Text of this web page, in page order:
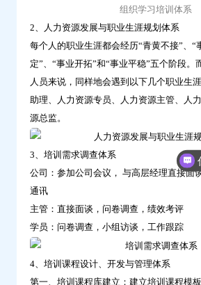
组织学习培训体系
2、人力资源发展与职业生涯规划体系
每个人的职业生涯都会经历“青黄不接”、“
定”、“事业开拓”和“事业平稳”五个阶段。
人员来说，同样地会遇到以下几个职业生
助理、人力资源专员、人力资源主管、人
源总监。
3、培训需求调查体系
公司：参加公司会议， 与高层经理直接面
通讯
主管：直接面谈，问卷调查，绩效考评
学员：问卷调查，小组访谈，工作跟踪
4、培训课程设计、开发与管理体系
第一、培训课程库建立：建立培训课程模